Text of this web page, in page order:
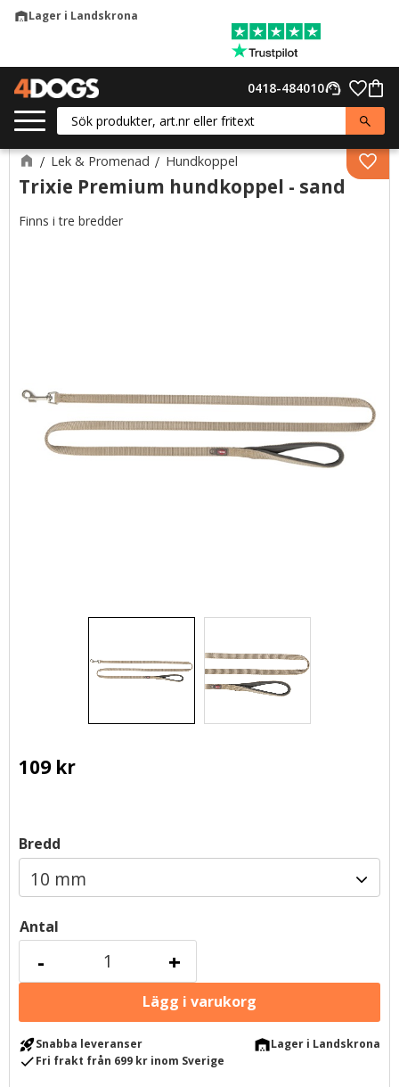
warehouseLager i Landskrona
support_agent
0418-484010
Lek & Promenad Hundkoppel
Trixie Premium hundkoppel - sand
Finns i tre bredder
109kr
Bredd
Antal
+
-
rocket_launchSnabba leveranser warehouseLager i Landskrona
checkFri frakt från 699 kr inom Sverige